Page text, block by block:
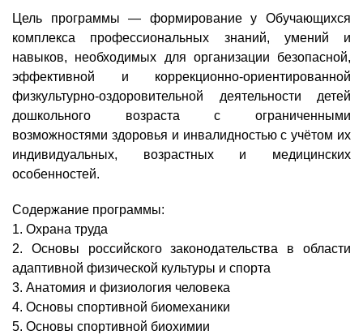
Цель программы — формирование у Обучающихся
комплекса профессиональных знаний, умений и
навыков, необходимых для организации безопасной,
эффективной и коррекционно-ориентированной
физкультурно-оздоровительной деятельности детей
дошкольного возраста с ограниченными
возможностями здоровья и инвалидностью с учётом их
индивидуальных, возрастных и медицинских
особенностей.
Содержание программы:
1. Охрана труда
2. Основы российского законодательства в области
адаптивной физической культуры и спорта
3. Анатомия и физиология человека
4. Основы спортивной биомеханики
5. Основы спортивной биохимии